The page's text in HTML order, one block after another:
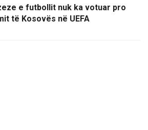
e futbollit nuk ka votuar pro
të Kosovës në UEFA